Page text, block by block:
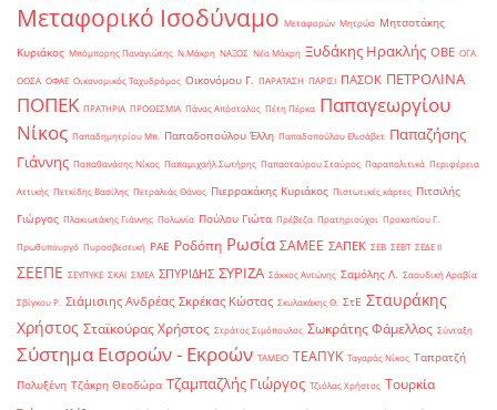
Μεταφορικό Ισοδύναμο Μεταφορών Μητρώο Μητσοτάκης
Κυριάκος Μπόμπορης Παναγιώτης Ν.Μάκρη ΝΑΞΟΣ Νέα Μάκρη Ξυδάκης Ηρακλής ΟΒΕ ΟΓΑ
ΟΟΣΑ ΟΦΑΕ Οικονομικός Ταχυδρόμος Οικονόμου Γ. ΠΑΡΑΤΑΣΗ ΠΑΡΙΣΙ ΠΑΣΟΚ ΠΕΤΡΟΛΙΝΑ
ΠΟΠΕΚ ΠΡΑΤΗΡΙΑ ΠΡΟΘΕΣΜΙΑ Πάνας Απόστολος Πέτη Πέρκα Παπαγεωργίου
Νίκος Παπαδημητρίου Μπ. Παπαδοπούλου Έλλη Παπαδοπούλου Ελισάβετ Παπαζήσης
Γιάννης Παπαθανάσης Νίκος Παπαμιχαήλ Σωτήρης Παπασταύρου Σταύρος Παραπολιτικά Περιφέρεια
Αττικής Πετκίδης Βασίλης Πετραλιάς Θάνος Πιερρακάκης Κυριάκος Πιστωτικές κάρτες Πιτσιλής
Γιώργος Πλακιωτάκης Γιάννης Πολωνία Πούλου Γιώτα Πρέβεζα Πρατηριούχοι Προκοπίου Γ.
Πρωθυπουργό Πυροσβεστική ΡΑΕ Ροδόπη Ρωσία ΣΑΜΕΕ ΣΑΠΕΚ ΣΕΒ ΣΕΒΤ ΣΕΔΕ ΙΙ
ΣΕΕΠΕ ΣΕΥΠΥΚΕ ΣΚΑΙ ΣΜΕΑ ΣΠΥΡΙΔΗΣ ΣΥΡΙΖΑ Σάκκος Αντώνης Σαμόλης Λ. Σαουδική Αραβία
Σβίγκου Ρ. Σιάμισιης Ανδρέας Σκρέκας Κώστας Σκυλακάκης Θ. ΣτΕ Σταυράκης
Χρήστος Σταϊκούρας Χρήστος Στράτος Σιμόπουλος Σωκράτης Φάμελλος Σύνταξη
Σύστημα Εισροών - Εκροών ΤΑΜΕΙΟ ΤΕΑΠΥΚ Ταγαράς Νίκος Ταπρατζή
Πολυξένη Τζάκρη Θεοδώρα Τζαμπαζλής Γιώργος Τζιόλας Χρήστος Τουρκία